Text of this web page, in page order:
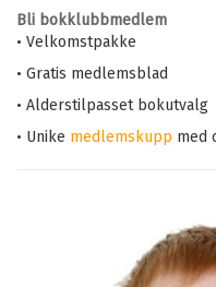
Bli bokklubbmedlem
• Velkomstpakke
• Gratis medlemsblad
• Alderstilpasset bokutvalg
• Unike medlemskupp med